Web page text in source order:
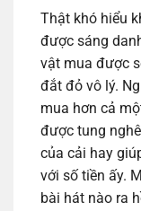
Thật khó hiểu
được sáng
vật mua được
đắt đỏ vô lý.
mua hơn cả
được tung
của cải hay
với số tiền ấy.
bài hát nào ra